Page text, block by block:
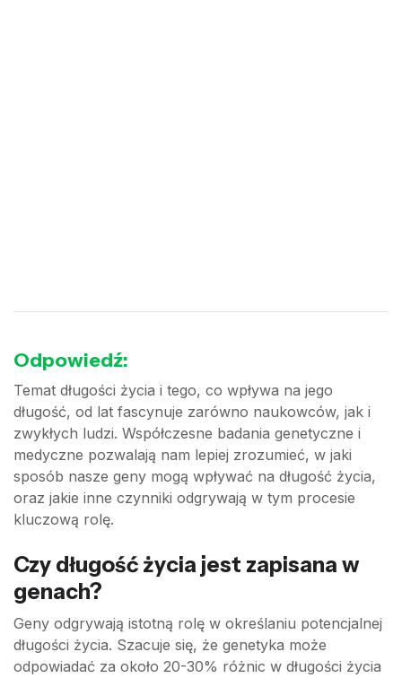
Odpowiedź:
Temat długości życia i tego, co wpływa na jego
długość, od lat fascynuje zarówno naukowców, jak i
zwykłych ludzi. Współczesne badania genetyczne i
medyczne pozwalają nam lepiej zrozumieć, w jaki
sposób nasze geny mogą wpływać na długość życia,
oraz jakie inne czynniki odgrywają w tym procesie
kluczową rolę.
Czy długość życia jest zapisana w
genach?
Geny odgrywają istotną rolę w określaniu potencjalnej
długości życia. Szacuje się, że genetyka może
odpowiadać za około 20-30% różnic w długości życia